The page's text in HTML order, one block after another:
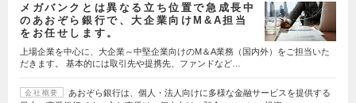
メガバンクとは異なる立ち位置で急成長中
のあおぞら銀行で、大企業向けM&A担当
をお任せします。
上場企業を中心に、大企業～中堅企業向けのM＆A業務（国内外）をご担当いた
だきます。 基本的には取引先や提携先、ファンドなど…
会社概要
あおぞら銀行は、個人・法人向けに多様な金融サービスを提供する